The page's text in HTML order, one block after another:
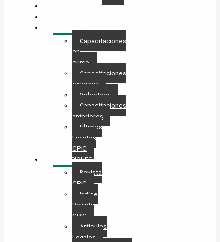
Capacitaciones
en
curso
Capacitaciones
externas
Videoteca
Capacitaciones
anteriores
Últimos
Eventos
CPIC
PUBLICACIONES
Revista
CPIC
Indice
Revista
CPIC
Artículos
Legales